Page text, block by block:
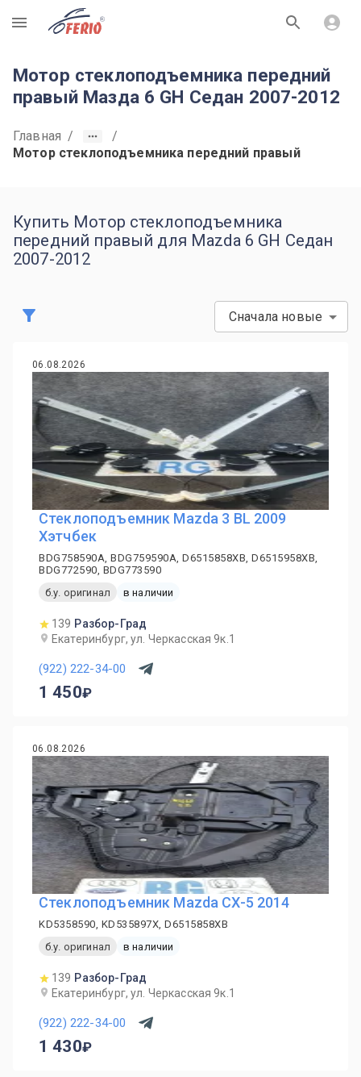
R
Мотор стеклоподъемника передний
правый Мазда 6 GH Седан 2007-2012
Главная /
/
Мотор стеклоподъемника передний правый
Купить Мотор стеклоподъемника
передний правый для Mazda 6 GH Седан
2007-2012
Сначала новые
06.08.2026
Стеклоподъемник Mazda 3 BL 2009
Хэтчбек
BDG758590A, BDG759590A, D6515858XB, D6515958XB,
BDG772590, BDG773590
б.у. оригинал
в наличии
139 Разбор-Град
Екатеринбург, ул. Черкасская 9к.1
(922) 222-34-00
1 450
06.08.2026
Стеклоподъемник Mazda CX-5 2014
KD5358590, KD535897X, D6515858XB
б.у. оригинал
в наличии
139 Разбор-Град
Екатеринбург, ул. Черкасская 9к.1
(922) 222-34-00
1 430